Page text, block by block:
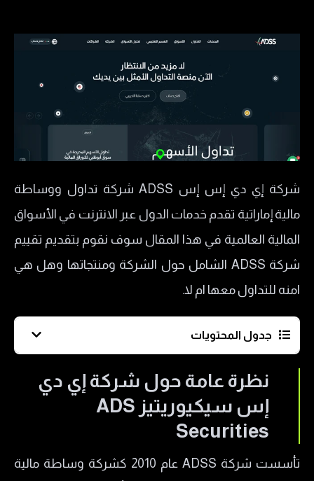
شركة إي دي إس إس ADSS شركة تداول ووساطة
مالية إماراتية تقدم خدمات الدول عبر الانترنت في الأسواق
المالية العالمية في هذا المقال سوف نقوم بتقديم تقييم
شركة ADSS الشامل حول الشركة ومنتجاتها وهل هي
امنه للتداول معها ام لا.
جدول المحتويات
Securities
التراخيص التنظيمية لشركة إي دي إس إس ADSS
سيكيوريتيز ADS Securities
نظرة عامة حول شركة إي دي
إس سيكيوريتيز ADS
Securities
تأسست شركة ADSS عام 2010 كشركة وساطة مالية